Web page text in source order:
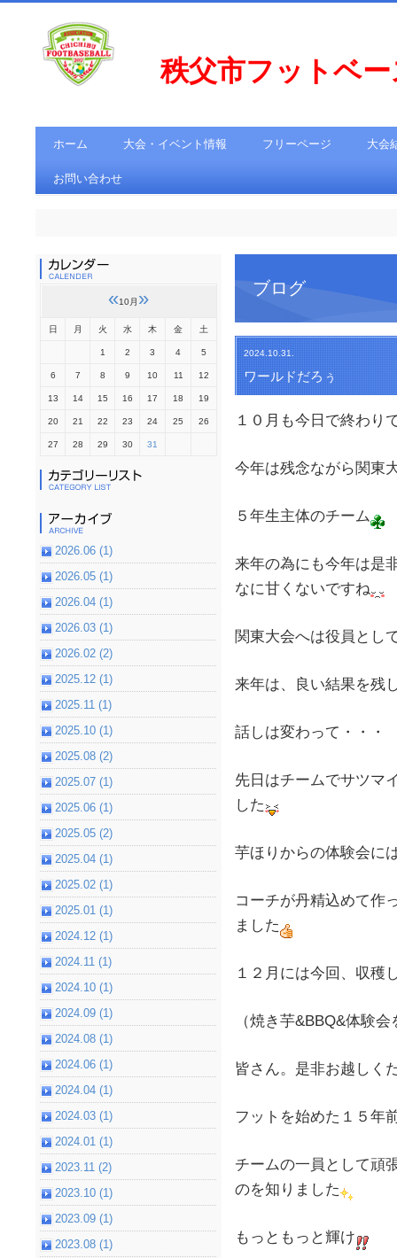
秩父市フットベ
ホーム 大会・イベント情報 フリーページ 大会
お問い合わせ
ブログ
2024.10.31.
ワールドだろぅ
１０月も今日で終わり
今年は残念ながら関東
５年生主体のチーム
来年の為にも今年は是
なに甘くないですね
関東大会へは役員とし
来年は、良い結果を残
話しは変わって・・・
先日はチームでサツマ
した
芋ほりからの体験会に
コーチが丹精込めて作
ました
１２月には今回、収穫
（焼き芋&BBQ&体験
皆さん。是非お越しく
フットを始めた１５年
チームの一員として頑
のを知りました
もっともっと輝け
«10月 »
日 月 火 水 木 金 土
1 2 3 4 5
6 7 8 9 10 11 12
13 14 15 16 17 18 19
20 21 22 23 24 25 26
27 28 29 30 31
2026.06 (1)
2026.05 (1)
2026.04 (1)
2026.03 (1)
2026.02 (2)
2025.12 (1)
2025.11 (1)
2025.10 (1)
2025.08 (2)
2025.07 (1)
2025.06 (1)
2025.05 (2)
2025.04 (1)
2025.02 (1)
2025.01 (1)
2024.12 (1)
2024.11 (1)
2024.10 (1)
2024.09 (1)
2024.08 (1)
2024.06 (1)
2024.04 (1)
2024.03 (1)
2024.01 (1)
2023.11 (2)
2023.10 (1)
2023.09 (1)
2023.08 (1)